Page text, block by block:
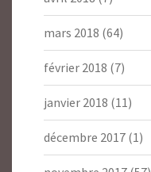
mars 2018 (64)
février 2018 (7)
janvier 2018 (11)
décembre 2017 (1)